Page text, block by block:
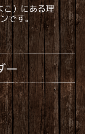
こ）にある理
です。
ー